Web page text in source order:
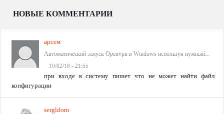
НОВЫЕ КОММЕНТАРИИ
артем
Автоматический запуск Openvpn в Windows используя нужный...
10/02/18 - 21:55
при входе в систему пишет что не может найти файл
конфигурации
sergldom